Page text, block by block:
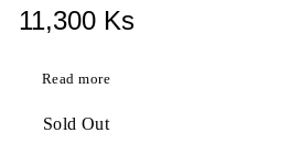
11,300 Ks
Read more
Sold Out